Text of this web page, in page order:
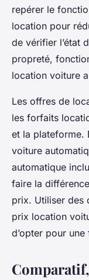
repérer le
location pour
de vérifier l’état
propreté,
location voiture
Les offres de
les forfaits
et la plateforme.
voiture
automatique
faire la
prix. Utiliser des
prix location
d’opter pour